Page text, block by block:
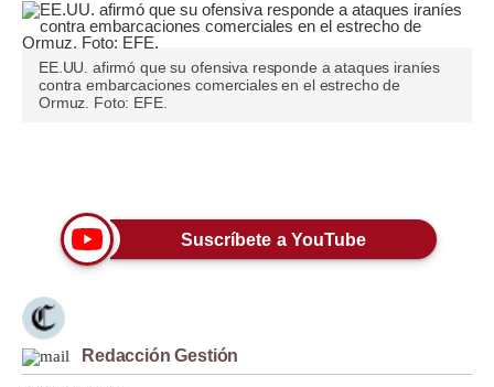
Pregunta de hoy
Blogs
Tendencias
Moda
Mundo
EEUU
EE.UU. afirmó que su ofensiva responde a ataques iraníes
contra embarcaciones comerciales en el estrecho de
Ormuz. Foto: EFE.
Suscríbete a YouTube
Redacción Gestión